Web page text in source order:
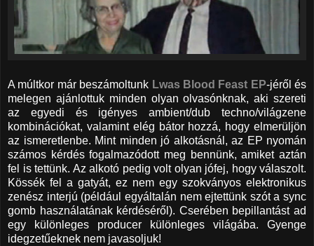
A múltkor már beszámoltunk Lwas Blood Feast EP-jéről és
melegen ajánlottuk minden olyan olvasónknak, aki szereti
az egyedi és igényes ambient/dub techno/világzene
kombinációkat, valamint elég bátor hozzá, hogy elmerüljön
az ismeretlenbe. Mint minden jó alkotásnál, az EP nyomán
számos kérdés fogalmazódott meg bennünk, amiket aztán
fel is tettünk. Az alkotó pedig volt olyan jófej, hogy válaszolt.
Kössék fel a gatyát, ez nem egy szokványos elektronikus
zenész interjú (például egyáltalán nem ejtettünk szót a sync
gomb használatának kérdéséről). Cserében bepillantást ad
egy különleges producer különleges világába. Gyenge
idegzetűeknek nem javasoljuk!